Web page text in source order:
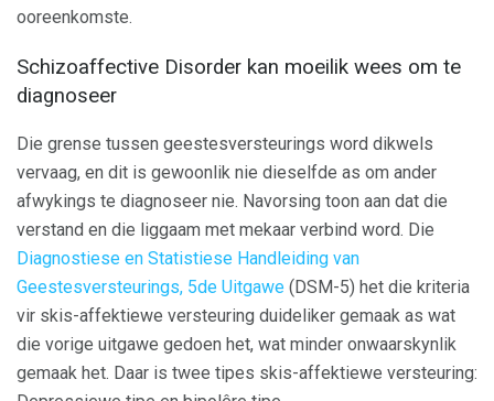
ooreenkomste.
Schizoaffective Disorder kan moeilik wees om te
diagnoseer
Die grense tussen geestesversteurings word dikwels
vervaag, en dit is gewoonlik nie dieselfde as om ander
afwykings te diagnoseer nie. Navorsing toon aan dat die
verstand en die liggaam met mekaar verbind word. Die
Diagnostiese en Statistiese Handleiding van
Geestesversteurings, 5de Uitgawe (DSM-5) het die kriteria
vir skis-affektiewe versteuring duideliker gemaak as wat
die vorige uitgawe gedoen het, wat minder onwaarskynlik
gemaak het. Daar is twee tipes skis-affektiewe versteuring: